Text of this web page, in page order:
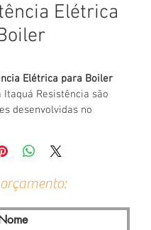
Elétrica
Elétrica para Boiler
Resistência são
desenvolvidas no
de qualidade em todas
Boiler são utilizadas
quanto em residências,